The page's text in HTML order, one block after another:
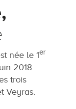
née le 1er
2018
trois
Veyras.